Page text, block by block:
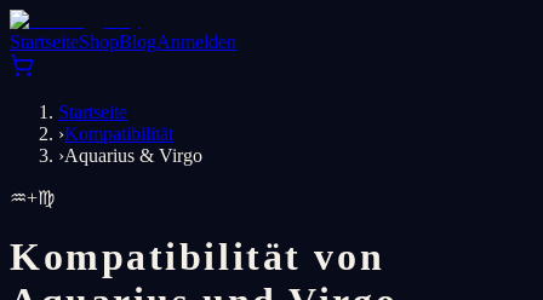
StartseiteShopBlogAnmelden
Startseite
›Kompatibilität
›Aquarius & Virgo
♒+♍
Kompatibilität von